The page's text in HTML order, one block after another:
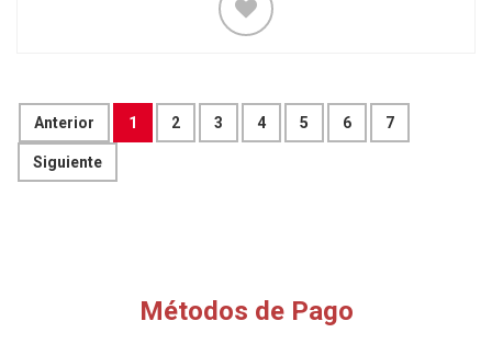
Anterior 1 2 3 4 5 6 7
Siguiente
Métodos de Pago